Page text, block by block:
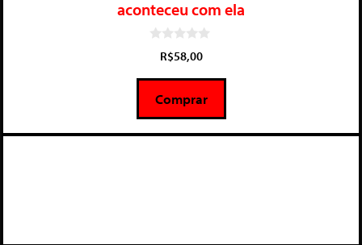
aconteceu com ela
5
R$58,00
Comprar